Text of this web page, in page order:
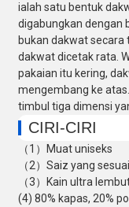
ialah satu bentuk
digabungkan dengan
bukan dakwat secara
dakwat dicetak rata.
pakaian itu kering,
mengembang ke
timbul tiga dimensi
CIRI-CIRI
（1）Muat uniseks
（2）Saiz yang
（3）Kain ultra
(4) 80% kapas, 20%